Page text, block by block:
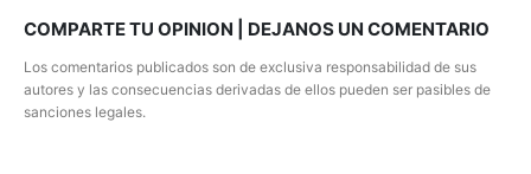
COMPARTE TU OPINION | DEJANOS UN COMENTARIO
Los comentarios publicados son de exclusiva responsabilidad de sus
autores y las consecuencias derivadas de ellos pueden ser pasibles de
sanciones legales.